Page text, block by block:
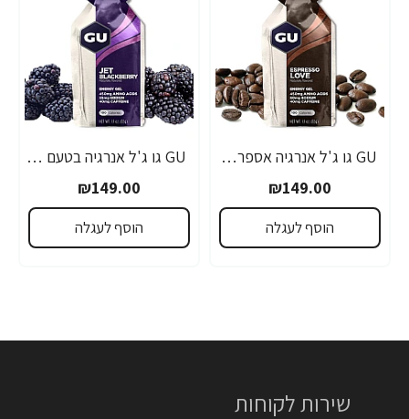
GU גו ג'ל אנרגיה אספרסו 32 גרם - 24 יחידות
₪149.00
הוסף לעגלה
GU גו ג'ל אנרגיה בטעם פטל שחור 32 גרם - 24 יחידות
₪149.00
הוסף לעגלה
שירות לקוחות